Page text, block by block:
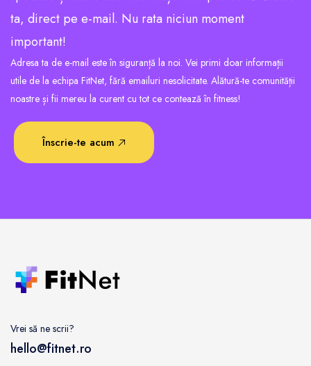
ta, direct pe e-mail. Nu rata niciun moment
important!
Adresa ta de e-mail este în siguranță la noi. Vei primi doar informații
utile de la echipa FitNet, fără emailuri nesolicitate. Alătură-te comunității
noastre și fii mereu la curent cu tot ce contează în fitness!
Înscrie-te acum
Vrei să ne scrii?
hello@fitnet.ro